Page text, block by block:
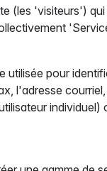
'visiteurs')
pour
l'adresse